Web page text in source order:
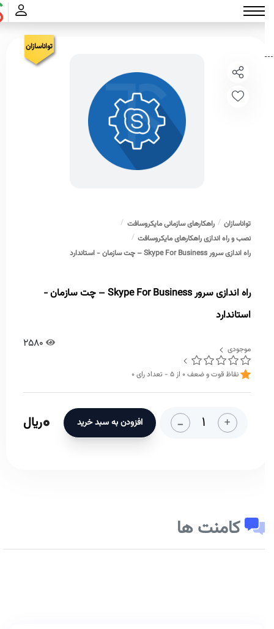
تواناسازان
تواناسازان
راهکارهای سازمانی مایکروسافت
نصب و راه اندازی راهکارهای مایکروسافت
راه اندازی سرور Skype For Business – چت سازمان - استاندارد
راه اندازی سرور Skype For Business – چت سازمان -
استاندارد
موجودی
نقاظ قوت و ضعف0از5- تعداد رای0
2580
+
- افزودن به سبد خرید ریال
کامنت ها